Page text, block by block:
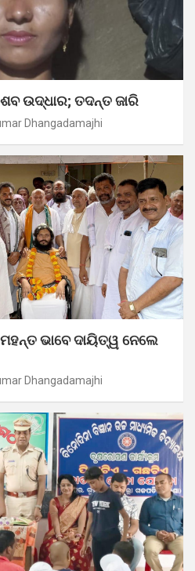
ଉଦ୍ଧାର; ତଦନ୍ତ ଜାରି
Dhangadamajhi
ମହନ୍ତ ଭାବେ ଦାୟିତ୍ୱ ନେଲେ
Dhangadamajhi